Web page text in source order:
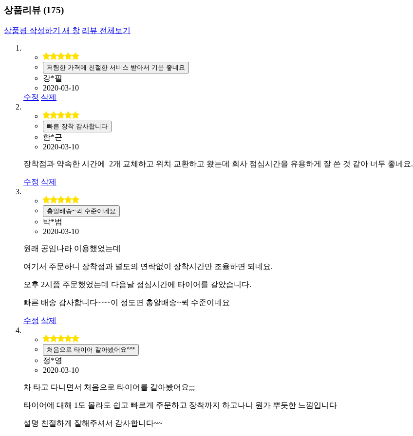
상품리뷰 (175)
상품평 작성하기 새 창 리뷰 전체보기
저렴한 가격에 친절한 서비스 받아서 기분 좋네요
강*필
2020-03-10
수정 삭제
빠른 장착 감사합니다
한*근
2020-03-10
장착점과 약속한 시간에 2개 교체하고 위치 교환하고 왔는데 회사 점심시간을 유용하게 잘 쓴 것 같아 너무 좋네요.
수정 삭제
총알배송~퀵 수준이네요
박*범
2020-03-10
원래 공임나라 이용했었는데
여기서 주문하니 장착점과 별도의 연락없이 장착시간만 조율하면 되네요.
오후 2시쯤 주문했었는데 다음날 점심시간에 타이어를 갈았습니다.
빠른 배송 감사합니다~~~이 정도면 총알배송~퀵 수준이네요
수정 삭제
처음으로 타이어 갈아봤어요^^*
정*영
2020-03-10
차 타고 다니면서 처음으로 타이어를 갈아봤어요;;;
타이어에 대해 1도 몰라도 쉽고 빠르게 주문하고 장착까지 하고나니 뭔가 뿌듯한 느낌입니다
설명 친절하게 잘해주셔서 감사합니다~~